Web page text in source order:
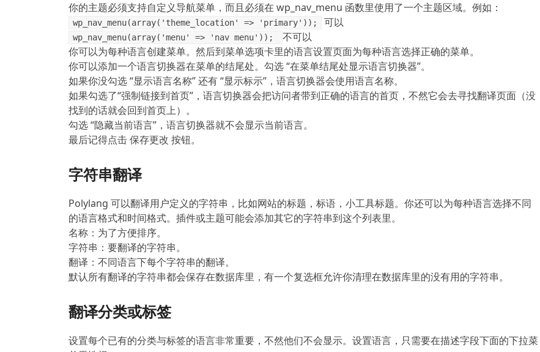
你的主题必须支持自定义导航菜单，而且必须在 wp_nav_menu 函数里使用了一个主题区域。例如：
wp_nav_menu(array('theme_location' => 'primary')); 可以
wp_nav_menu(array('menu' => 'nav menu'));
不可以
你可以为每种语言创建菜单。然后到菜单选项卡里的语言设置页面为每种语言选择正确的菜单。
你可以添加一个语言切换器在菜单的结尾处。勾选 “在菜单结尾处显示语言切换器”。
如果你没勾选 “显示语言名称” 还有 “显示标示”，语言切换器会使用语言名称。
如果勾选了“强制链接到首页”，语言切换器会把访问者带到正确的语言的首页，不然它会去寻找翻译页面（没
找到的话就会回到首页上）。
勾选 “隐藏当前语言”，语言切换器就不会显示当前语言。
最后记得点击 保存更改 按钮。
字符串翻译
Polylang 可以翻译用户定义的字符串，比如网站的标题，标语，小工具标题。你还可以为每种语言选择不同
的语言格式和时间格式。插件或主题可能会添加其它的字符串到这个列表里。
名称：为了方便排序。
字符串：要翻译的字符串。
翻译：不同语言下每个字符串的翻译。
默认所有翻译的字符串都会保存在数据库里，有一个复选框允许你清理在数据库里的没有用的字符串。
翻译分类或标签
设置每个已有的分类与标签的语言非常重要，不然他们不会显示。设置语言，只需要在描述字段下面的下拉菜